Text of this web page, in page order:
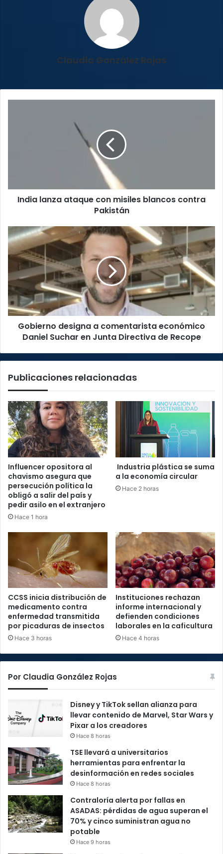
Claudia González Rojas
India lanza ataque con misiles blancos contra
Pakistán
Gobierno
designa
comentarista
económico
Daniel
Suchar
en
Junta
Directiva
Gobierno designa a comentarista económico
Daniel Suchar en Junta Directiva de Recope
Publicaciones relacionadas
Influencer opositora al
chavismo asegura que
persecución política la
obligó a salir del país y
pedir asilo en el extranjero
Hace 1 hora
Industria plástica se suma
a la economía circular
Hace 2 horas
CCSS inicia distribución de
medicamento contra
enfermedad transmitida
por picaduras de insectos
Hace 3 horas
Instituciones rechazan
informe internacional y
defienden condiciones
laborales en la caficultura
Hace 4 horas
Por Claudia González Rojas
Disney y TikTok sellan alianza para
llevar contenido de Marvel, Star Wars y
Pixar a los creadores
Hace 8 horas
TSE llevará a universitarios
herramientas para enfrentar la
desinformación en redes sociales
Hace 8 horas
Contraloría alerta por fallas en
ASADAS: pérdidas de agua superan el
70% y cinco suministran agua no
potable
Hace 9 horas